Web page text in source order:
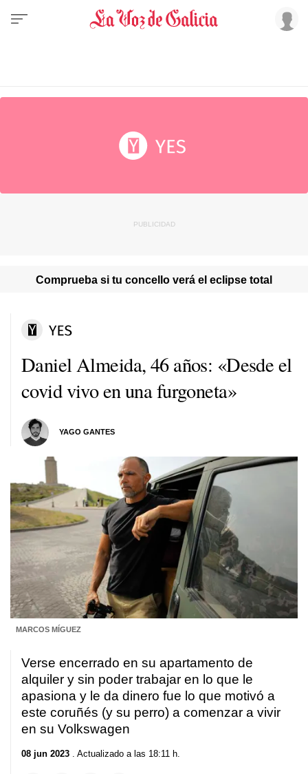
Comprueba si tu concello verá el eclipse total
Daniel Almeida, 46 años: «Desde el
covid vivo en una furgoneta»
YAGO GANTES
MARCOS MÍGUEZ
Verse encerrado en su apartamento de
alquiler y sin poder trabajar en lo que le
apasiona y le da dinero fue lo que motivó a
este coruñés (y su perro) a comenzar a vivir
en su Volkswagen
08 jun 2023 . Actualizado a las 18:11 h.